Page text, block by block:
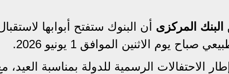
البنك المركزى أن البنوك ستفتح أبوابها
يوم الاثنين الموافق 1 يونيو 2026.
الاحتفالات الرسمية للدولة بمناسبة